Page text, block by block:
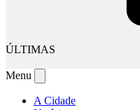
ÚLTIMAS
Menu
A Cidade